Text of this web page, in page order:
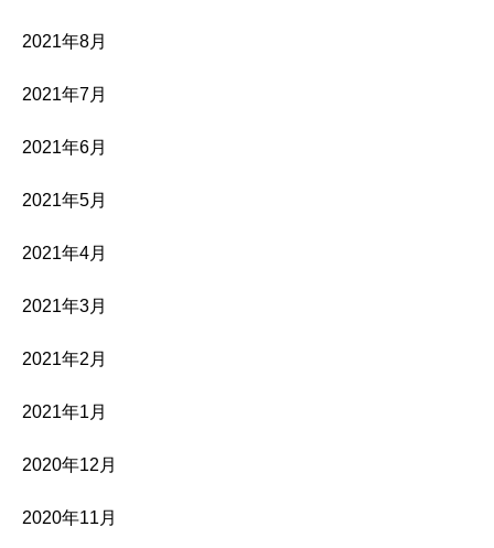
2021年8月
2021年7月
2021年6月
2021年5月
2021年4月
2021年3月
2021年2月
2021年1月
2020年12月
2020年11月